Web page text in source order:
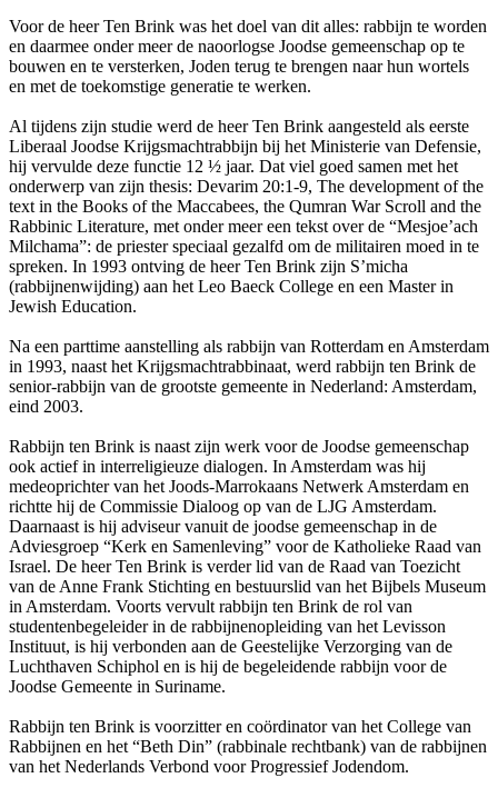
Voor de heer Ten Brink was het doel van dit alles: rabbijn te worden
en daarmee onder meer de naoorlogse Joodse gemeenschap op te
bouwen en te versterken, Joden terug te brengen naar hun wortels
en met de toekomstige generatie te werken.
Al tijdens zijn studie werd de heer Ten Brink aangesteld als eerste
Liberaal Joodse Krijgsmachtrabbijn bij het Ministerie van Defensie,
hij vervulde deze functie 12 ½ jaar. Dat viel goed samen met het
onderwerp van zijn thesis: Devarim 20:1-9, The development of the
text in the Books of the Maccabees, the Qumran War Scroll and the
Rabbinic Literature, met onder meer een tekst over de “Mesjoe’ach
Milchama”: de priester speciaal gezalfd om de militairen moed in te
spreken. In 1993 ontving de heer Ten Brink zijn S’micha
(rabbijnenwijding) aan het Leo Baeck College en een Master in
Jewish Education.
Na een parttime aanstelling als rabbijn van Rotterdam en Amsterdam
in 1993, naast het Krijgsmachtrabbinaat, werd rabbijn ten Brink de
senior-rabbijn van de grootste gemeente in Nederland: Amsterdam,
eind 2003.
Rabbijn ten Brink is naast zijn werk voor de Joodse gemeenschap
ook actief in interreligieuze dialogen. In Amsterdam was hij
medeoprichter van het Joods-Marrokaans Netwerk Amsterdam en
richtte hij de Commissie Dialoog op van de LJG Amsterdam.
Daarnaast is hij adviseur vanuit de joodse gemeenschap in de
Adviesgroep “Kerk en Samenleving” voor de Katholieke Raad van
Israel. De heer Ten Brink is verder lid van de Raad van Toezicht
van de Anne Frank Stichting en bestuurslid van het Bijbels Museum
in Amsterdam. Voorts vervult rabbijn ten Brink de rol van
studentenbegeleider in de rabbijnenopleiding van het Levisson
Instituut, is hij verbonden aan de Geestelijke Verzorging van de
Luchthaven Schiphol en is hij de begeleidende rabbijn voor de
Joodse Gemeente in Suriname.
Rabbijn ten Brink is voorzitter en coördinator van het College van
Rabbijnen en het “Beth Din” (rabbinale rechtbank) van de rabbijnen
van het Nederlands Verbond voor Progressief Jodendom.